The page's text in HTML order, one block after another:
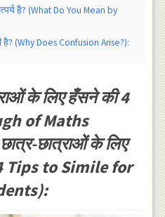
है? (What Do You Mean by
है? (Why Does Confusion Arise?):
के लिए हँसने की 4
of Maths
छात्राओं के लिए
Tips to Simile for